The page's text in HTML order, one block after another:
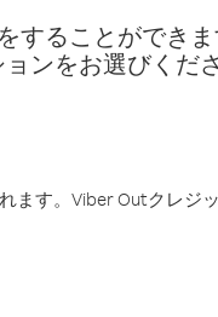
することができ
ンをお選びくださ
す。Viber Outクレジ